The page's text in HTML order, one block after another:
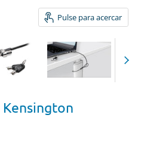
Pulse para acercar